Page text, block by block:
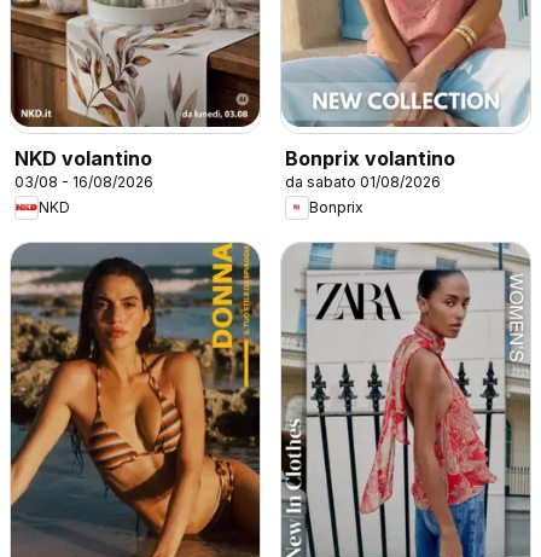
NKD volantino
03/08 - 16/08/2026
NKD
Bonprix volantino
da sabato 01/08/2026
Bonprix